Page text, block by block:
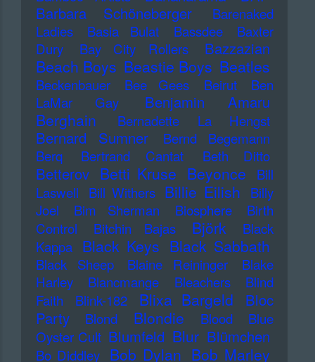
Barbara Schöneberger
Barenaked
Ladies
Basia Bulat Bassdee
Baxter
Dury
Bay City Rollers Bazzazian
Beach Boys Beastie Boys Beatles
Beckenbauer Bee Gees Beirut
Ben
LaMar Gay
Benjamin Amaru
Berghain Bernadette La Hengst
Bernard Sumner
Bernd Begemann
Berq
Bertrand Cantat Beth Ditto
Betterov Betti Kruse Beyonce
Bill
Laswell
Bill Withers Billie Eilish
Billy
Joel
Bim Sherman Biosphere
Birth
Control
Bitchin Bajas Björk
Black
Kappa Black Keys Black Sabbath
Black Sheep Blaine Reininger
Blake
Harley
Blancmange Bleachers
Blind
Faith
Blink-182 Blixa Bargeld
Bloc
Party
Blond Blondie Blood
Blue
Oyster Cult Blumfeld Blur Blümchen
Bo Diddley Bob Dylan Bob Marley